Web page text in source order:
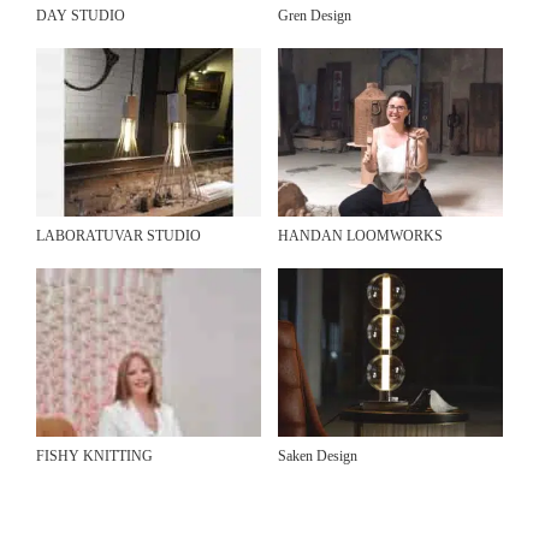
DAY STUDIO Gren Design
LABORATUVAR STUDIO HANDAN LOOMWORKS
FISHY KNITTING Saken Design